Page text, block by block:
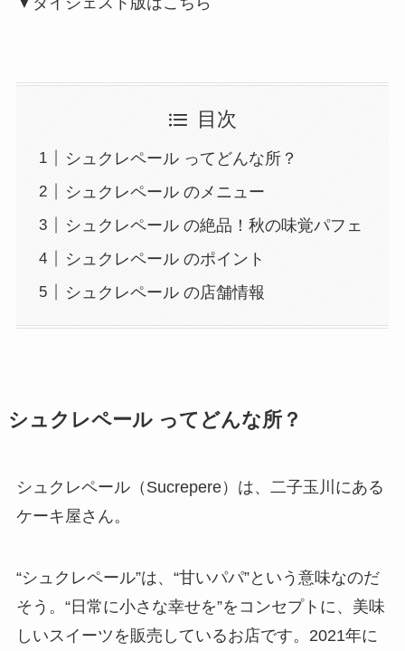
目次
シュクレペール ってどんな所？
シュクレペール のメニュー
シュクレペール の絶品！秋の味覚パフェ
シュクレペール のポイント
シュクレペール の店舗情報
シュクレペール ってどんな所？
シュクレペール（Sucrepere）は、二子玉川にある
ケーキ屋さん。
“シュクレペール”は、“甘いパパ”という意味なのだ
そう。“日常に小さな幸せを”をコンセプトに、美味
しいスイーツを販売しているお店です。2021年に